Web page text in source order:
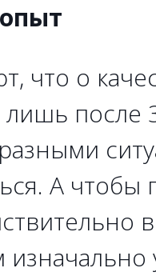
что о
после
А чтобы